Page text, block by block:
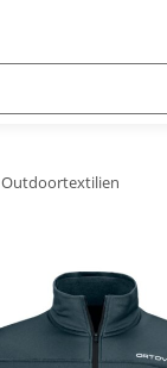
Outdoortextilien